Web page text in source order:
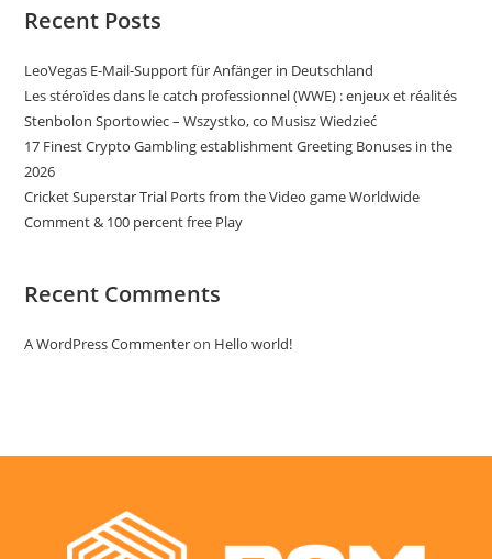
Recent Posts
LeoVegas E-Mail-Support für Anfänger in Deutschland
Les stéroïdes dans le catch professionnel (WWE) : enjeux et réalités
Stenbolon Sportowiec – Wszystko, co Musisz Wiedzieć
17 Finest Crypto Gambling establishment Greeting Bonuses in the
2026
Cricket Superstar Trial Ports from the Video game Worldwide
Comment & 100 percent free Play
Recent Comments
A WordPress Commenteron Hello world!